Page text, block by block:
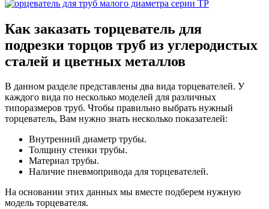
Как заказать торцеватель для
подрезки торцов труб из углеродистых
сталей и цветных металлов
В данном разделе представлены два вида торцевателей. У
каждого вида по несколько моделей для различных
типоразмеров труб. Чтобы правильно выбрать нужный
торцеватель, Вам нужно знать несколько показателей:
Внутренний диаметр трубы.
Толщину стенки трубы.
Материал трубы.
Наличие пневмопривода для торцевателей.
На основании этих данных мы вместе подберем нужную
модель торцевателя.